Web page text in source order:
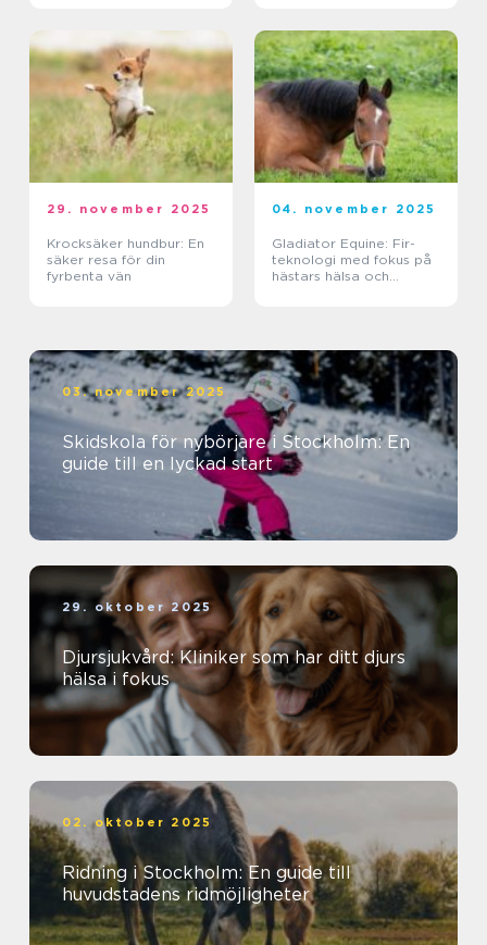
29. november 2025
Krocksäker hundbur: En
säker resa för din
fyrbenta vän
04. november 2025
Gladiator Equine: Fir-
teknologi med fokus på
hästars hälsa och
03. november 2025
Skidskola för nybörjare i Stockholm: En
guide till en lyckad start
29. oktober 2025
Djursjukvård: Kliniker som har ditt djurs
hälsa i fokus
02. oktober 2025
Ridning i Stockholm: En guide till
huvudstadens ridmöjligheter